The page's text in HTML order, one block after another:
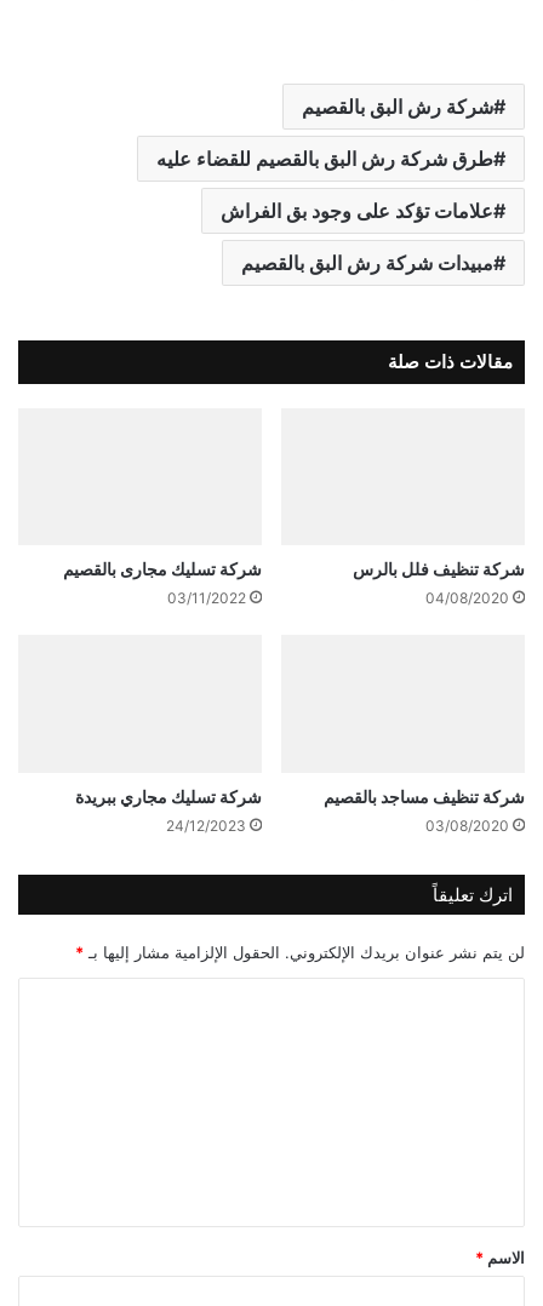
شركة رش البق بالقصيم
طرق شركة رش البق بالقصيم للقضاء عليه
علامات تؤكد على وجود بق الفراش
مبيدات شركة رش البق بالقصيم
مقالات ذات صلة
شركة تنظيف فلل بالرس
04/08/2020
شركة تسليك مجارى بالقصيم
03/11/2022
شركة تنظيف مساجد بالقصيم
03/08/2020
شركة تسليك مجاري ببريدة
24/12/2023
اترك تعليقاً
لن يتم نشر عنوان بريدك الإلكتروني. الحقول الإلزامية مشار إليها بـ *
*
الاسم *